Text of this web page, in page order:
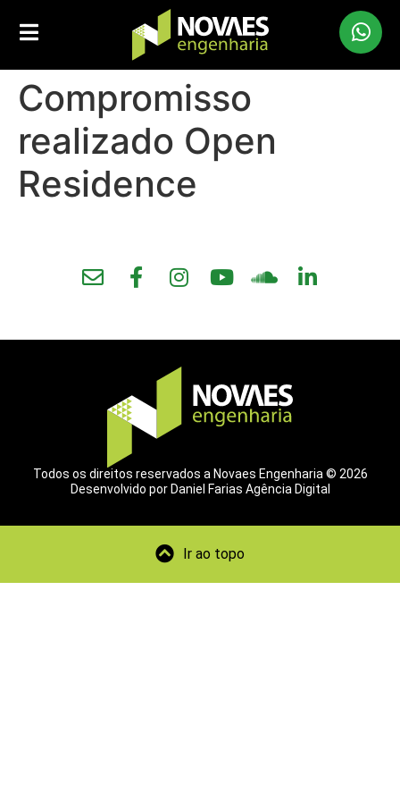
Compromisso
realizado Open
Residence
Todos os direitos reservados a Novaes Engenharia © 2026
Desenvolvido por Daniel Farias Agência Digital
Ir ao topo